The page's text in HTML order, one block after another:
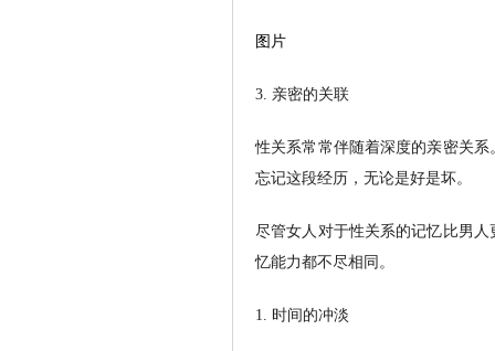
图片
3. 亲密的关联
性关系常常伴随着深度的亲密关
忘记这段经历，无论是好是坏。
尽管女人对于性关系的记忆比男
忆能力都不尽相同。
1. 时间的冲淡